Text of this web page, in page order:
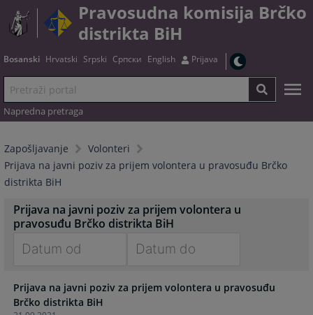
Pravosudna komisija Brčko
distrikta BiH
Bosanski Hrvatski Srpski Српски English Prijava
Napredna pretraga
Zapošljavanje
Volonteri
Prijava na javni poziv za prijem volontera u pravosuđu Brčko
distrikta BiH
Prijava na javni poziv za prijem volontera u
pravosuđu Brčko distrikta BiH
forward
to
forward
Prijava na javni poziv za prijem volontera u pravosuđu
Brčko distrikta BiH